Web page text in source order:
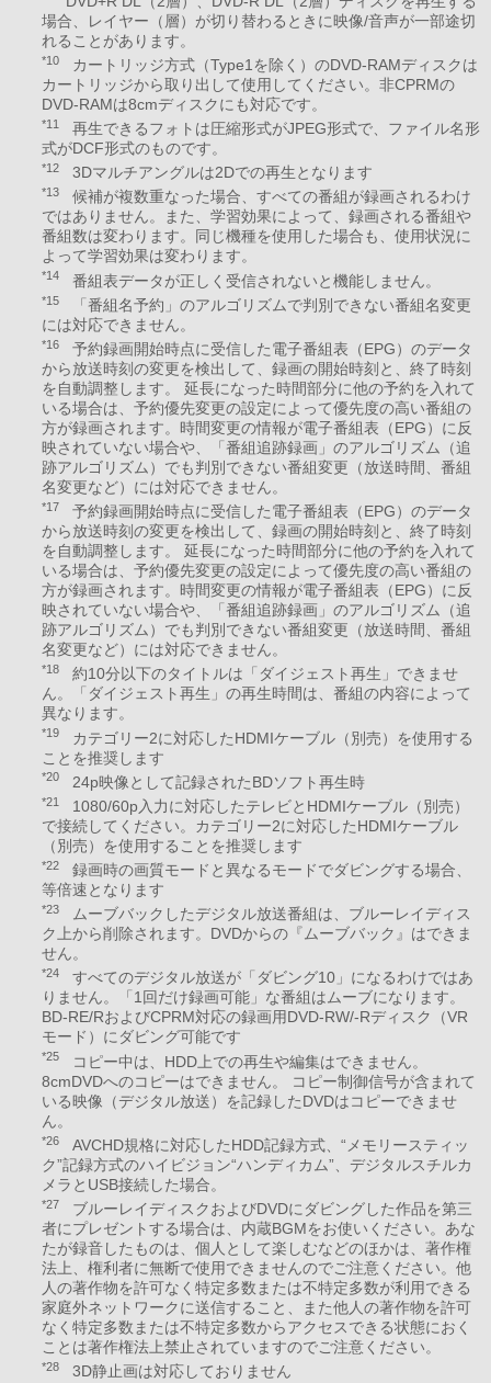
場合、レイヤー（層）が切り替わるときに映像/音声が一部途切
れることがあります。
*10
カートリッジ方式（Type1を除く）のDVD-RAMディスクは
カートリッジから取り出して使用してください。非CPRMの
DVD-RAMは8cmディスクにも対応です。
*11
再生できるフォトは圧縮形式がJPEG形式で、ファイル名形
式がDCF形式のものです。
*12 3Dマルチアングルは2Dでの再生となります
*13
候補が複数重なった場合、すべての番組が録画されるわけ
ではありません。また、学習効果によって、録画される番組や
番組数は変わります。同じ機種を使用した場合も、使用状況に
よって学習効果は変わります。
*14 番組表データが正しく受信されないと機能しません。
*15
「番組名予約」のアルゴリズムで判別できない番組名変更
には対応できません。
*16
予約録画開始時点に受信した電子番組表（EPG）のデータ
から放送時刻の変更を検出して、録画の開始時刻と、終了時刻
を自動調整します。 延長になった時間部分に他の予約を入れて
いる場合は、予約優先変更の設定によって優先度の高い番組の
方が録画されます。時間変更の情報が電子番組表（EPG）に反
映されていない場合や、「番組追跡録画」のアルゴリズム（追
跡アルゴリズム）でも判別できない番組変更（放送時間、番組
名変更など）には対応できません。
*17
予約録画開始時点に受信した電子番組表（EPG）のデータ
から放送時刻の変更を検出して、録画の開始時刻と、終了時刻
を自動調整します。 延長になった時間部分に他の予約を入れて
いる場合は、予約優先変更の設定によって優先度の高い番組の
方が録画されます。時間変更の情報が電子番組表（EPG）に反
映されていない場合や、「番組追跡録画」のアルゴリズム（追
跡アルゴリズム）でも判別できない番組変更（放送時間、番組
名変更など）には対応できません。
*18
約10分以下のタイトルは「ダイジェスト再生」できませ
ん。「ダイジェスト再生」の再生時間は、番組の内容によって
異なります。
*19
カテゴリー2に対応したHDMIケーブル（別売）を使用する
ことを推奨します
*20 24p映像として記録されたBDソフト再生時
*21
1080/60p入力に対応したテレビとHDMIケーブル（別売）
で接続してください。カテゴリー2に対応したHDMIケーブル
（別売）を使用することを推奨します
*22
録画時の画質モードと異なるモードでダビングする場合、
等倍速となります
*23
ムーブバックしたデジタル放送番組は、ブルーレイディス
ク上から削除されます。DVDからの『ムーブバック』はできま
せん。
*24
すべてのデジタル放送が「ダビング10」になるわけではあ
りません。「1回だけ録画可能」な番組はムーブになります。
BD-RE/RおよびCPRM対応の録画用DVD-RW/-Rディスク（VR
モード）にダビング可能です
*25
コピー中は、HDD上での再生や編集はできません。
8cmDVDへのコピーはできません。 コピー制御信号が含まれて
いる映像（デジタル放送）を記録したDVDはコピーできませ
ん。
*26
AVCHD規格に対応したHDD記録方式、“メモリースティッ
ク”記録方式のハイビジョン“ハンディカム”、デジタルスチルカ
メラとUSB接続した場合。
*27
ブルーレイディスクおよびDVDにダビングした作品を第三
者にプレゼントする場合は、内蔵BGMをお使いください。あな
たが録音したものは、個人として楽しむなどのほかは、著作権
法上、権利者に無断で使用できませんのでご注意ください。他
人の著作物を許可なく特定多数または不特定多数が利用できる
家庭外ネットワークに送信すること、また他人の著作物を許可
なく特定多数または不特定多数からアクセスできる状態におく
ことは著作権法上禁止されていますのでご注意ください。
*28 3D静止画は対応しておりません